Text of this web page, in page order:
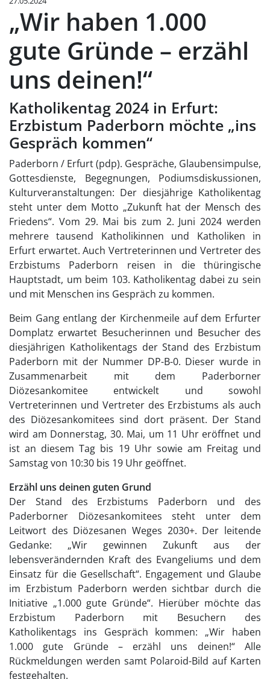
„Wir haben 1.000
gute Gründe – erzähl
uns deinen!“
Katholikentag 2024 in Erfurt:
Erzbistum Paderborn möchte „ins
Gespräch kommen“
Paderborn / Erfurt (pdp). Gespräche, Glaubensimpulse,
Gottesdienste, Begegnungen, Podiumsdiskussionen,
Kulturveranstaltungen: Der diesjährige Katholikentag
steht unter dem Motto „Zukunft hat der Mensch des
Friedens“. Vom 29. Mai bis zum 2. Juni 2024 werden
mehrere tausend Katholikinnen und Katholiken in
Erfurt erwartet. Auch Vertreterinnen und Vertreter des
Erzbistums Paderborn reisen in die thüringische
Hauptstadt, um beim 103. Katholikentag dabei zu sein
und mit Menschen ins Gespräch zu kommen.
Beim Gang entlang der Kirchenmeile auf dem Erfurter
Domplatz erwartet Besucherinnen und Besucher des
diesjährigen Katholikentags der Stand des Erzbistum
Paderborn mit der Nummer DP-B-0. Dieser wurde in
Zusammenarbeit mit dem Paderborner
Diözesankomitee entwickelt und sowohl
Vertreterinnen und Vertreter des Erzbistums als auch
des Diözesankomitees sind dort präsent. Der Stand
wird am Donnerstag, 30. Mai, um 11 Uhr eröffnet und
ist an diesem Tag bis 19 Uhr sowie am Freitag und
Samstag von 10:30 bis 19 Uhr geöffnet.
Erzähl uns deinen guten Grund
Der Stand des Erzbistums Paderborn und des
Paderborner Diözesankomitees steht unter dem
Leitwort des Diözesanen Weges 2030+. Der leitende
Gedanke: „Wir gewinnen Zukunft aus der
lebensverändernden Kraft des Evangeliums und dem
Einsatz für die Gesellschaft“. Engagement und Glaube
im Erzbistum Paderborn werden sichtbar durch die
Initiative „1.000 gute Gründe“. Hierüber möchte das
Erzbistum Paderborn mit Besuchern des
Katholikentags ins Gespräch kommen: „Wir haben
1.000 gute Gründe – erzähl uns deinen!“ Alle
Rückmeldungen werden samt Polaroid-Bild auf Karten
festgehalten.